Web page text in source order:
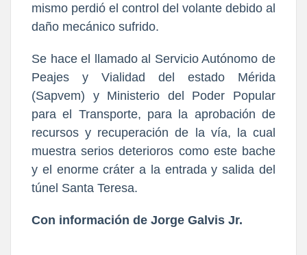
mismo perdió el control del volante debido al
daño mecánico sufrido.
Se hace el llamado al Servicio Autónomo de
Peajes y Vialidad del estado Mérida
(Sapvem) y Ministerio del Poder Popular
para el Transporte, para la aprobación de
recursos y recuperación de la vía, la cual
muestra serios deterioros como este bache
y el enorme cráter a la entrada y salida del
túnel Santa Teresa.
Con información de Jorge Galvis Jr.